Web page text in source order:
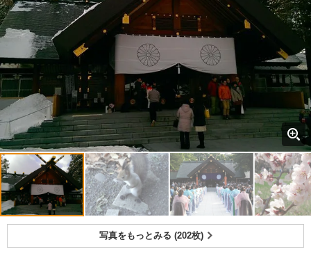
写真をもっとみる (202枚)